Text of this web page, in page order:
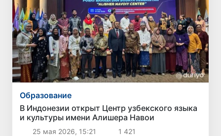
Образование
В Индонезии открыт Центр узбекского языка
и культуры имени Алишера Навои
25 мая 2026, 15:21 1 421